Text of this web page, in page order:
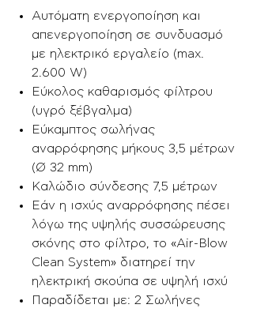
Αυτόματη ενεργοποίηση και
απενεργοποίηση σε συνδυασμό
με ηλεκτρικό εργαλείο (max.
2.600 W)
Εύκολος καθαρισμός φίλτρου
(υγρό ξέβγαλμα)
Εύκαμπτος σωλήνας
αναρρόφησης μήκους 3,5 μέτρων
(Ø 32 mm)
Καλώδιο σύνδεσης 7,5 μέτρων
Εάν η ισχύς αναρρόφησης πέσει
λόγω της υψηλής συσσώρευσης
σκόνης στο φίλτρο, το «Air-Blow
Clean System» διατηρεί την
ηλεκτρική σκούπα σε υψηλή ισχύ
Παραδίδεται με: 2 Σωλήνες